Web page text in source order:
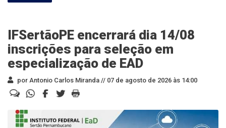
IFSertãoPE encerrará dia 14/08
inscrições para seleção em
especialização de EAD
por Antonio Carlos Miranda // 07 de agosto de 2026 às 14:00